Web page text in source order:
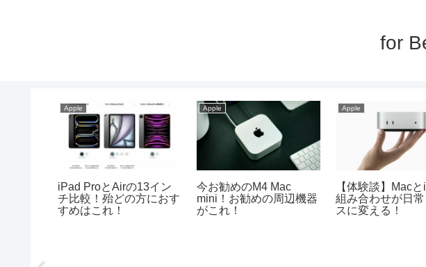
for
Apple
iPad ProとAirの13イン
チ比較！殆どの方におす
すめはこれ！
Apple
今お勧めのM4 Mac
mini！お勧めの周辺機器
がこれ！
Apple
【体験談】Mac
組み合わせが日
スに変える！